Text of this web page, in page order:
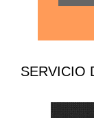
SERVICIO